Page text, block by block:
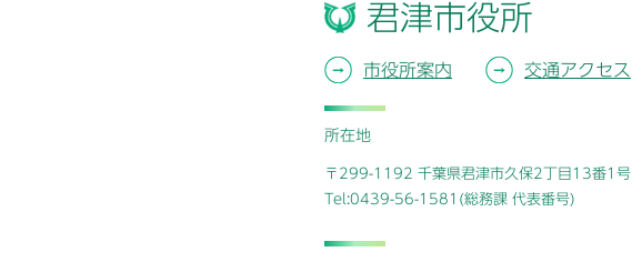
君津市役所
市役所案内 交通アクセス
所在地
〒299-1192 千葉県君津市久保2丁目13番1号
Tel:0439-56-1581(総務課 代表番号)